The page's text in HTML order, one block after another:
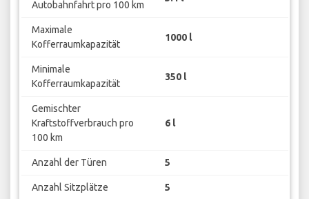
Autobahnfahrt pro 100 km
Maximale
Kofferraumkapazität
1000 l
Minimale
Kofferraumkapazität
350 l
Gemischter
Kraftstoffverbrauch pro
100 km
6 l
Anzahl der Türen 5
Anzahl Sitzplätze 5